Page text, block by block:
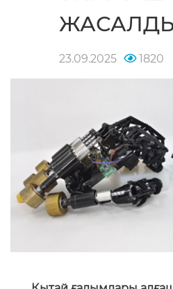
Қытай ғалымдары
физикалық жұмысты
мүмкіндік беретін
роботтандырылған
таныстырды. Бұл
хабарлады.
жетектің негізінде